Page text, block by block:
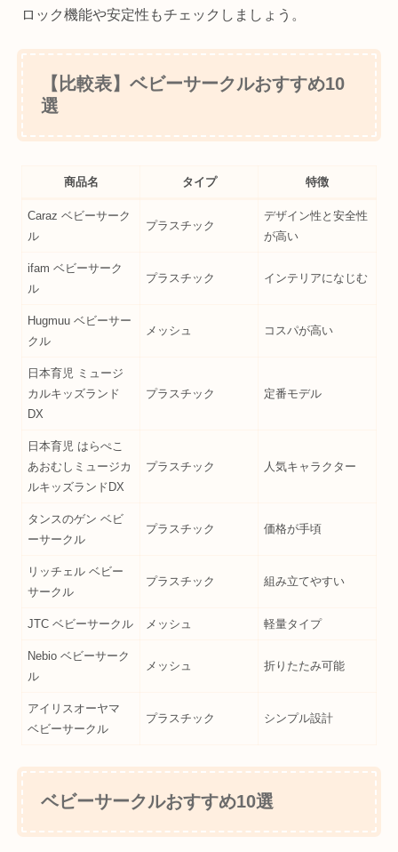
ロック機能や安定性もチェックしましょう。
【比較表】ベビーサークルおすすめ10
選
商品名 タイプ 特徴
Caraz ベビーサーク
ル
プラスチック
デザイン性と安全性
が高い
ifam ベビーサーク
ル
プラスチック インテリアになじむ
Hugmuu ベビーサー
クル
メッシュ コスパが高い
日本育児 ミュージ
カルキッズランド
DX
プラスチック 定番モデル
日本育児 はらぺこ
あおむしミュージカ
ルキッズランドDX
プラスチック 人気キャラクター
タンスのゲン ベビ
ーサークル
プラスチック 価格が手頃
リッチェル ベビー
サークル
プラスチック 組み立てやすい
JTC ベビーサークル メッシュ 軽量タイプ
Nebio ベビーサーク
ル
メッシュ 折りたたみ可能
アイリスオーヤマ
ベビーサークル
プラスチック シンプル設計
ベビーサークルおすすめ10選